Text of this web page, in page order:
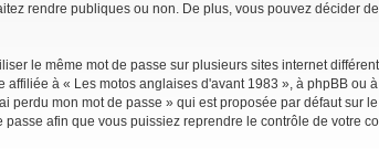
rendre publiques ou non. De plus, vous pouvez décider
le même mot de passe sur plusieurs sites internet
à « Les motos anglaises d'avant 1983 », à phpBB ou
mon mot de passe » qui est proposée par défaut sur
afin que vous puissiez reprendre le contrôle de votre